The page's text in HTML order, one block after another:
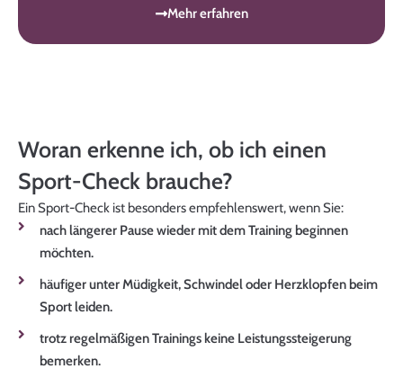
Mehr erfahren
Woran erkenne ich, ob ich einen
Sport-Check brauche?
Ein Sport-Check ist besonders empfehlenswert, wenn Sie:
nach längerer Pause wieder mit dem Training beginnen
möchten.
häufiger unter Müdigkeit, Schwindel oder Herzklopfen beim
Sport leiden.
trotz regelmäßigen Trainings keine Leistungssteigerung
bemerken.